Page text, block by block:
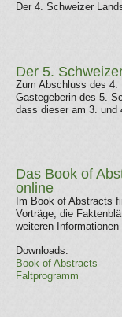
Der 4. Schweizer
Der 5.
Zum Abschluss des 4.
Gastegeberin des 5.
dass dieser am 3. und
Das Book of
online
Im Book of Abstracts
Vorträge, die
weiteren
Downloads:
Book of Abstracts
Faltprogramm